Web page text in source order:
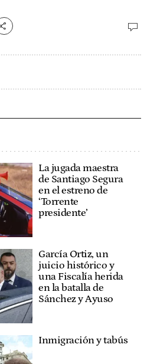
La jugada maestra
de Santiago Segura
en el estreno de
‘Torrente
presidente’
García Ortiz, un
juicio histórico y
una Fiscalía herida
en la batalla de
Sánchez y Ayuso
Inmigración y tabús